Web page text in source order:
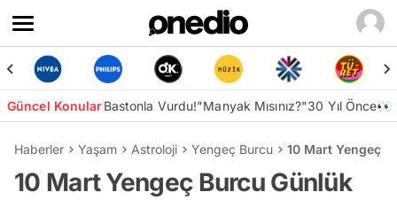
Güncel KonularBastonla Vurdu!"Manyak Mısınız?"30 Yıl Önce👀
Haberler Yaşam Astroloji Yengeç Burcu 10 Mart Yengeç
10 Mart Yengeç Burcu Günlük